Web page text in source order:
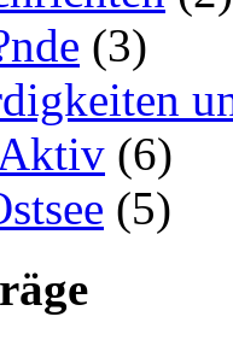
(3)
(6)
(5)